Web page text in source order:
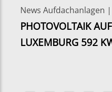
News Aufdachanlagen
PHOTOVOLTAIK
LUXEMBURG 592